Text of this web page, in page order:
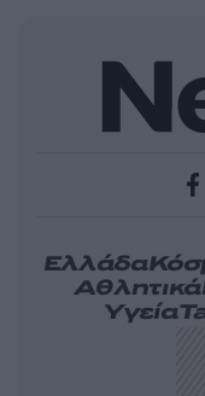
Ελλάδα
Αθλητικά
Υγεία